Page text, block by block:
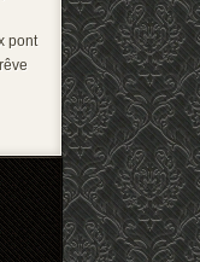
pont